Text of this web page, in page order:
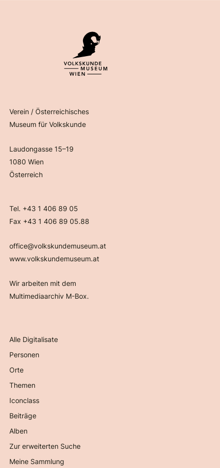
Verein / Österreichisches
Museum für Volkskunde
Laudongasse 15–19
1080 Wien
Österreich
Tel. +43 1 406 89 05
Fax +43 1 406 89 05.88
office@volkskundemuseum.at
www.volkskundemuseum.at
Wir arbeiten mit dem
Multimediaarchiv M-Box.
Alle Digitalisate
Personen
Orte
Themen
Iconclass
Beiträge
Alben
Zur erweiterten Suche
Meine Sammlung